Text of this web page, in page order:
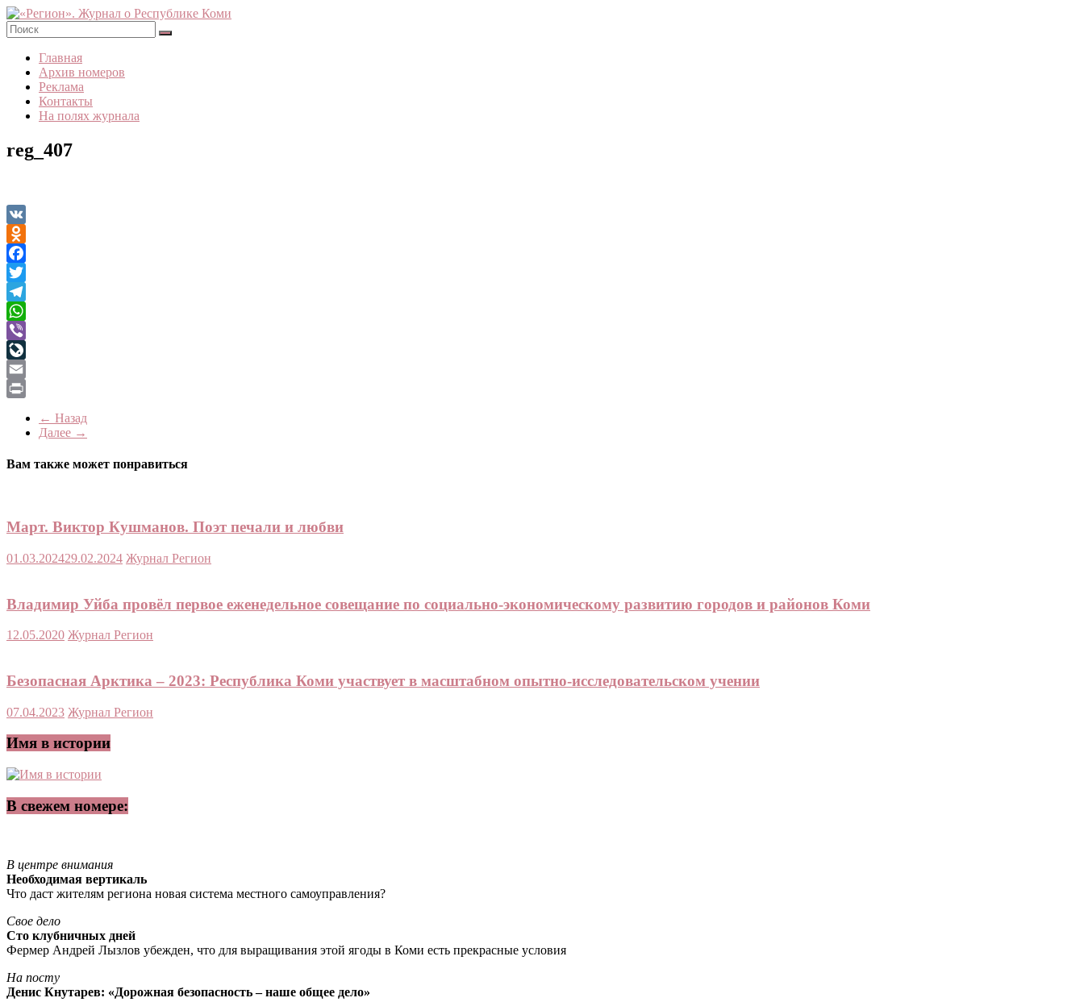
Skip
to
content
«Регион».
Журнал
Республике
Коми
Главная
Архив номеров
Реклама
Контакты
На полях журнала
reg_407
VK
Odnoklassniki
Facebook
Twitter
Telegram
WhatsApp
Viber
LiveJournal
Email
← Назад
Далее →
Вам также может понравиться
Март. Виктор Кушманов. Поэт печали и любви
01.03.202429.02.2024 Журнал Регион
Владимир Уйба провёл первое еженедельное совещание по социально-экономическому развитию городов и районов Коми
12.05.2020 Журнал Регион
Безопасная Арктика – 2023: Республика Коми участвует в масштабном опытно-исследовательском учении
07.04.2023 Журнал Регион
Имя в истории
В свежем номере:
В центре внимания
Необходимая вертикаль
Что даст жителям региона новая система местного самоуправления?
Свое дело
Сто клубничных дней
Фермер Андрей Лызлов убежден, что для выращивания этой ягоды в Коми есть прекрасные условия
На посту
Денис Кнутарев: «Дорожная безопасность – наше общее дело»